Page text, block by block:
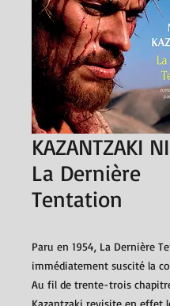
KAZANTZAKI
La Dernière
Tentation
Paru en 1954, La Dernière
immédiatement suscité la
Au fil de trente-trois
Kazantzaki revisite en effet